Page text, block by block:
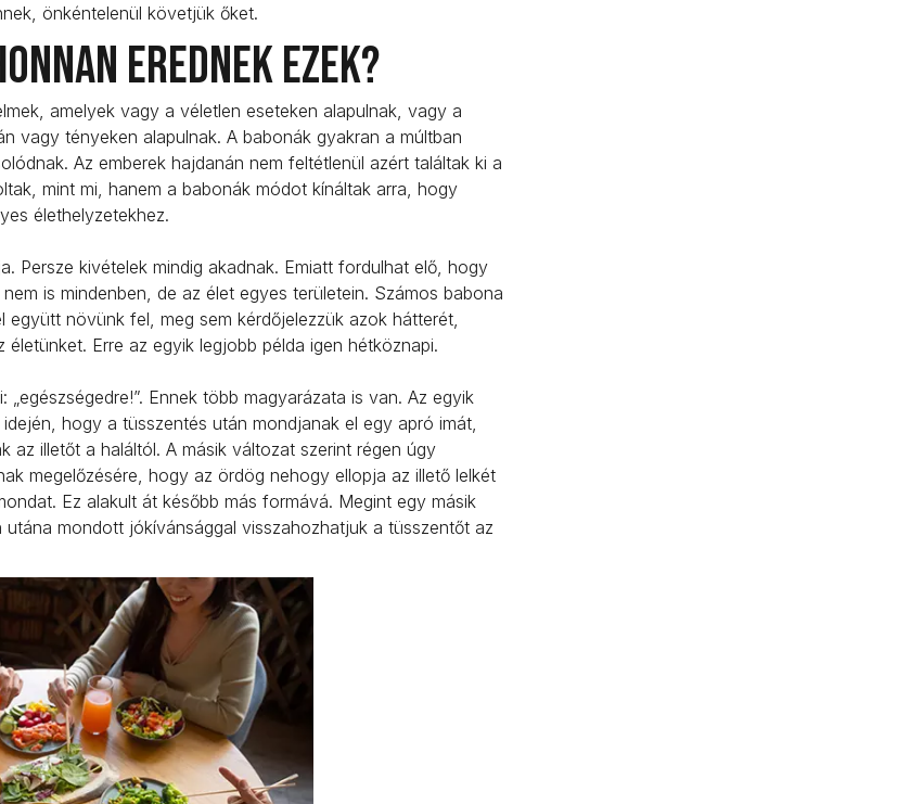
önkéntelenül követjük őket.
erednek ezek?
amelyek vagy a véletlen eseteken alapulnak, vagy a
vagy tényeken alapulnak. A babonák gyakran a múltban
Az emberek hajdanán nem feltétlenül azért találtak ki a
mint mi, hanem a babonák módot kínáltak arra, hogy
élethelyzetekhez.
Persze kivételek mindig akadnak. Emiatt fordulhat elő, hogy
is mindenben, de az élet egyes területein. Számos babona
növünk fel, meg sem kérdőjelezzük azok hátterét,
Erre az egyik legjobb példa igen hétköznapi.
Ennek több magyarázata is van. Az egyik
hogy a tüsszentés után mondjanak el egy apró imát,
illetőt a haláltól. A másik változat szerint régen úgy
megelőzésére, hogy az ördög nehogy ellopja az illető lelkét
Ez alakult át később más formává. Megint egy másik
mondott jókívánsággal visszahozhatjuk a tüsszentőt az